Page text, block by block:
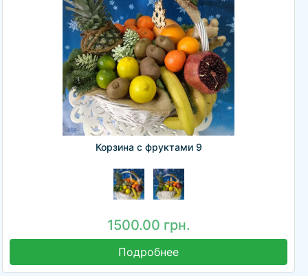
Корзина с фруктами 9
1500.00 грн.
Подробнее